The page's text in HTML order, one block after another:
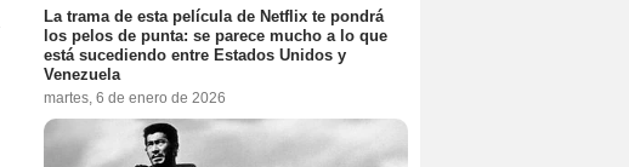
La trama de esta película de Netflix te pondrá
los pelos de punta: se parece mucho a lo que
está sucediendo entre Estados Unidos y
Venezuela
martes, 6 de enero de 2026